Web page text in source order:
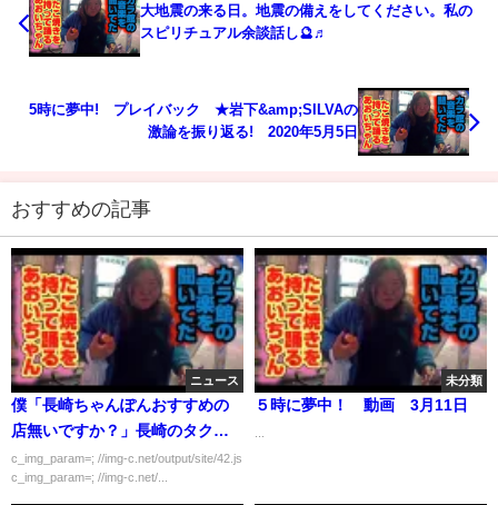
大地震の来る日。地震の備えをしてください。私の
スピリチュアル余談話し🔮♬
5時に夢中! プレイバック ★岩下&amp;SILVAの
激論を振り返る! 2020年5月5日
おすすめの記事
ニュース
僕「長崎ちゃんぽんおすすめの
店無いですか？」長崎のタクシ
ー運ちゃん「そうだねぇ…」
c_img_param=; //img-c.net/output/site/42.js
c_img_param=; //img-c.net/...
未分類
５時に夢中！ 動画 3月11日